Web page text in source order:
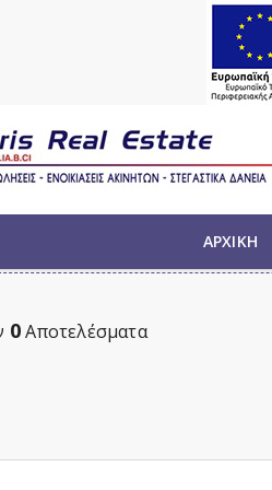
ΑΡΧΙΚΗ
ΠΡΟΣ ΠΩΛΗΣΗ ΜΕ ΤΑ
0Αποτελέσματα